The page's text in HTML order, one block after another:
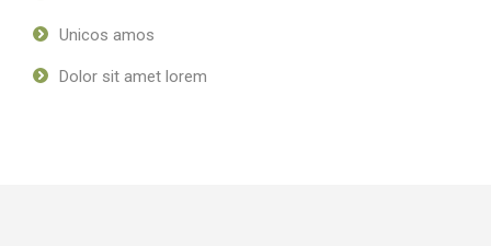
Unicos amos
Dolor sit amet lorem